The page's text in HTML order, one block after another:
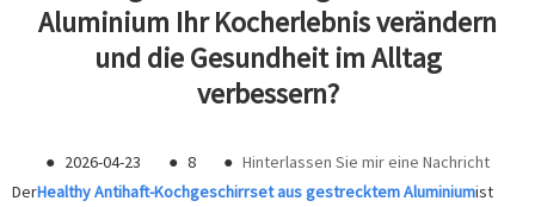
Aluminium Ihr Kocherlebnis verändern
und die Gesundheit im Alltag
verbessern?
● 2026-04-23 ● 8 ● Hinterlassen Sie mir eine Nachricht
DerHealthy Antihaft-Kochgeschirrset aus gestrecktem Aluminiumist